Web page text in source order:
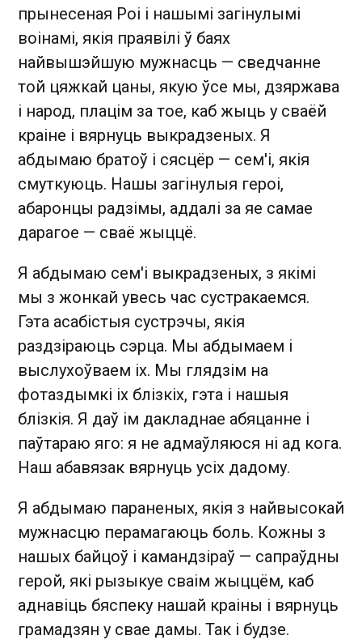
прынесеная Роі і нашымі загінулымі
воінамі, якія праявілі ў баях
найвышэйшую мужнасць — сведчанне
той цяжкай цаны, якую ўсе мы, дзяржава
і народ, плацім за тое, каб жыць у сваёй
краіне і вярнуць выкрадзеных. Я
абдымаю братоў і сясцёр — сем'і, якія
смуткуюць. Нашы загінулыя героі,
абаронцы радзімы, аддалі за яе самае
дарагое — сваё жыццё.
Я абдымаю сем'і выкрадзеных, з якімі
мы з жонкай увесь час сустракаемся.
Гэта асабістыя сустрэчы, якія
раздзіраюць сэрца. Мы абдымаем і
выслухоўваем іх. Мы глядзім на
фотаздымкі іх блізкіх, гэта і нашыя
блізкія. Я даў ім дакладнае абяцанне і
паўтараю яго: я не адмаўляюся ні ад кога.
Наш абавязак вярнуць усіх дадому.
Я абдымаю параненых, якія з найвысокай
мужнасцю перамагаюць боль. Кожны з
нашых байцоў і камандзіраў — сапраўдны
герой, які рызыкуе сваім жыццём, каб
аднавіць бяспеку нашай краіны і вярнуць
грамадзян у свае дамы. Так і будзе.